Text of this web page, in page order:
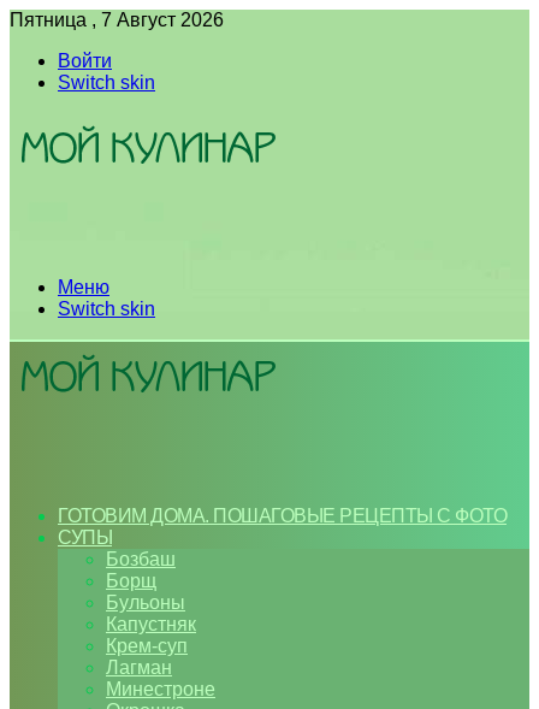
Пятница , 7 Август 2026
Войти
Switch skin
Меню
Switch skin
ГОТОВИМ ДОМА. ПОШАГОВЫЕ РЕЦЕПТЫ С ФОТО
СУПЫ
Бозбаш
Борщ
Бульоны
Капустняк
Крем-суп
Лагман
Минестроне